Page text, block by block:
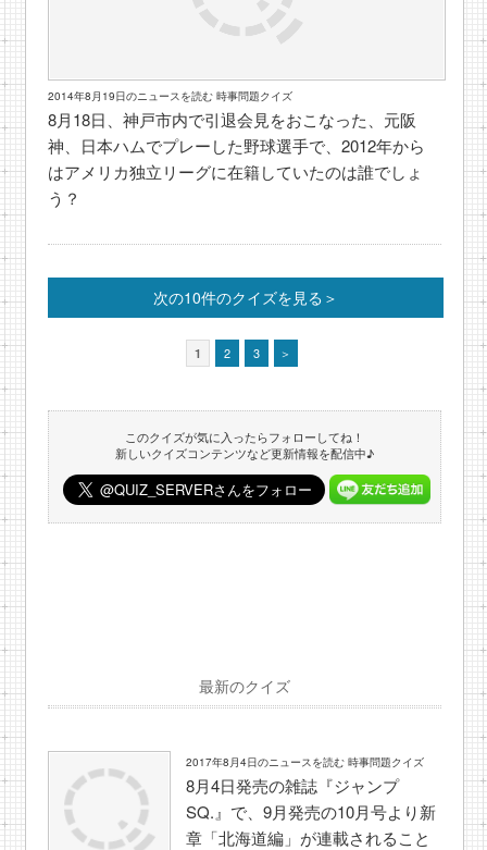
2014年8月19日のニュースを読む 時事問題クイズ
8月18日、神戸市内で引退会見をおこなった、元阪
神、日本ハムでプレーした野球選手で、2012年から
はアメリカ独立リーグに在籍していたのは誰でしょ
う？
次の10件のクイズを見る＞
1 2 3 ＞
このクイズが気に入ったらフォローしてね！
新しいクイズコンテンツなど更新情報を配信中♪
最新のクイズ
2017年8月4日のニュースを読む 時事問題クイズ
8月4日発売の雑誌『ジャンプ
SQ.』で、9月発売の10月号より新
章「北海道編」が連載されること